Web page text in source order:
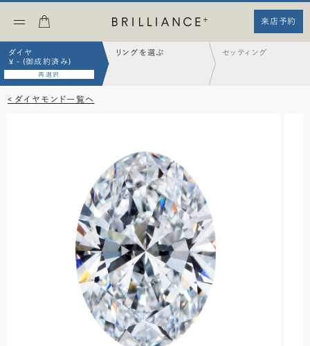
来店予約
ダイヤ
¥ - (御成約済み)
再選択
リングを選ぶ セッティング
< ダイヤモンド一覧へ